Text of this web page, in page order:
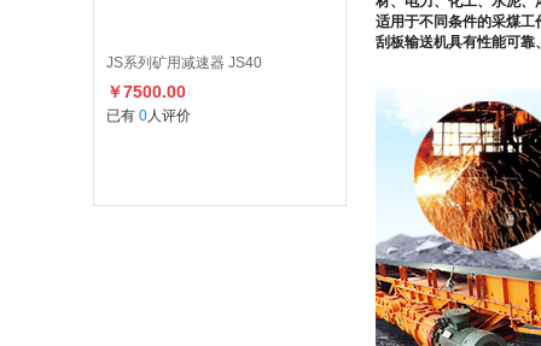
JS系列矿用减速器 JS40
￥7500.00
已有 0人评价
适用于不同条件的采煤
刮板输送机具有性能可